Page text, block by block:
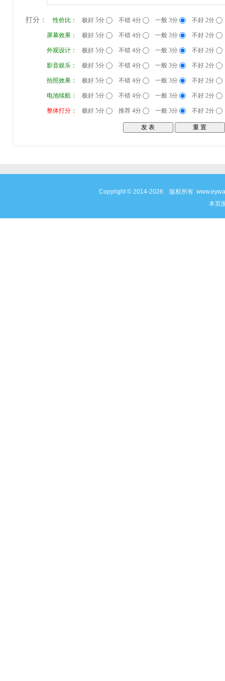
打分： 性价比： 极好 5分 不错 4分 一般 3分 不好 2分
屏幕效果： 极好 5分 不错 4分 一般 3分 不好 2分
外观设计： 极好 5分 不错 4分 一般 3分 不好 2分
影音娱乐： 极好 5分 不错 4分 一般 3分 不好 2分
拍照效果： 极好 5分 不错 4分 一般 3分 不好 2分
电池续航： 极好 5分 不错 4分 一般 3分 不好 2分
整体打分： 极好 5分 推荐 4分 一般 3分 不好 2分
Copyright © 2014-2026 版权所有
本页